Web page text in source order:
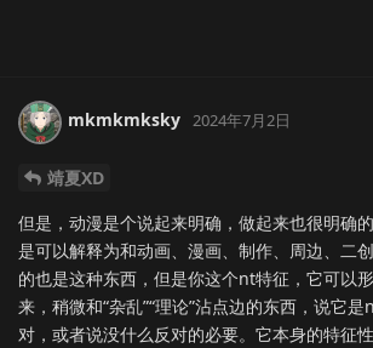
mkmkmksky 2024年7月2日
靖夏XD
但是，动漫是个说起来明确，做起来也很明确
是可以解释为和动画、漫画、制作、周边、二
的也是这种东西，但是你这个nt特征，它可以
来，稍微和“杂乱”“理论”沾点边的东西，说它
对，或者说没什么反对的必要。它本身的特征